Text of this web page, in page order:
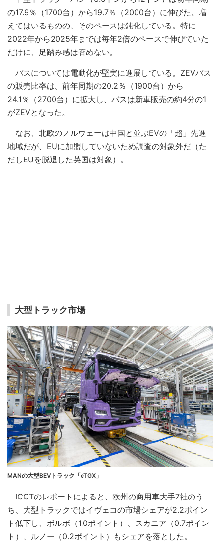
の17.9％（1700台）から19.7％（2000台）に伸びた。増
えてはいるものの、そのペースは鈍化している。特に
2022年から2025年までは毎年2倍のペースで伸びていた
だけに、足踏み感は否めない。
バスについては電動化が堅実に進展している。ZEVバス
の販売比率は、前年同期の20.2％（1900台）から
24.1％（2700台）に拡大し、バスは新車販売の約4分の1
がZEVとなった。
なお、北欧のノルウェーは中国と並ぶEVの「超」先進
地域だが、EUに加盟していないため調査の対象外だ（た
だしEUを脱退した英国は対象）。
大型トラック市場
MANの大型BEVトラック「eTGX」
ICCTのレポートによると、欧州の商用車大手7社のう
ち、大型トラックではイヴェコの市場シェアが2.2ポイン
ト低下し、ボルボ（1.0ポイント）、スカニア（0.7ポイン
ト）、ルノー（0.2ポイント）もシェアを落とした。